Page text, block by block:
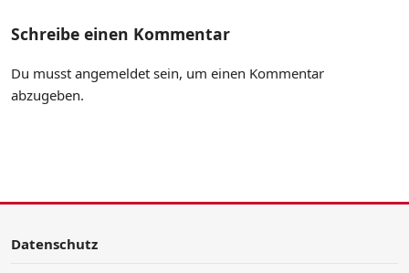
Schreibe einen Kommentar
Du musst angemeldet sein, um einen Kommentar
abzugeben.
Datenschutz